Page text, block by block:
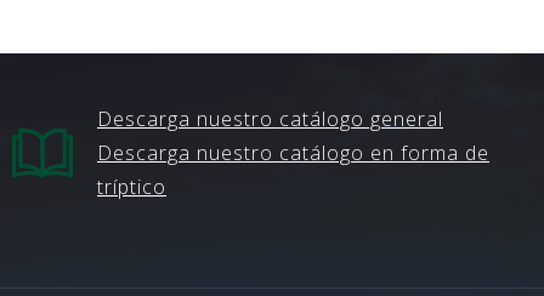
Descarga nuestro catálogo general
Descarga nuestro catálogo en forma de
tríptico